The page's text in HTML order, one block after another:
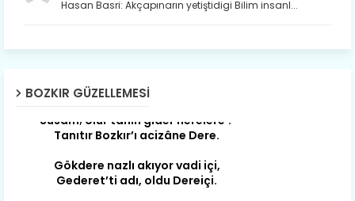
Hasan Basri: Akçapınarın yetiştidigi Bilim insanl...
BOZKIR GÜZELLEMESI
Susam; olur tahin gider nerelere ?
Gökdere nazlı akıyor vadi içi,
Gökdere kıyıları yapılmış bağlar, Mert